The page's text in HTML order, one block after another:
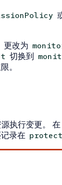
更改为
切换到
。
执行变更。 在
录在 protect